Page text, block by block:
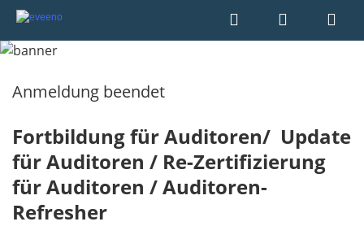
Anmeldung beendet
Fortbildung für Auditoren/ Update
für Auditoren / Re-Zertifizierung
für Auditoren / Auditoren-
Refresher